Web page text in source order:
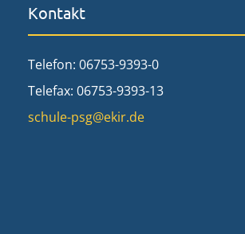
Kontakt
Telefon: 06753-9393-0
Telefax: 06753-9393-13
schule-psg@ekir.de